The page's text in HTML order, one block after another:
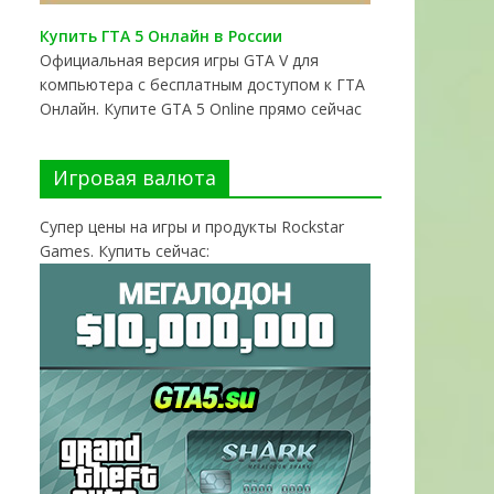
Купить ГТА 5 Онлайн в России
Официальная версия игры GTA V для
компьютера с бесплатным доступом к ГТА
Онлайн. Купите GTA 5 Online прямо сейчас
Игровая валюта
Супер цены на игры и продукты Rockstar
Games. Купить сейчас: